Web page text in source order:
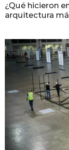
¿Qué hicieron
arquitectura